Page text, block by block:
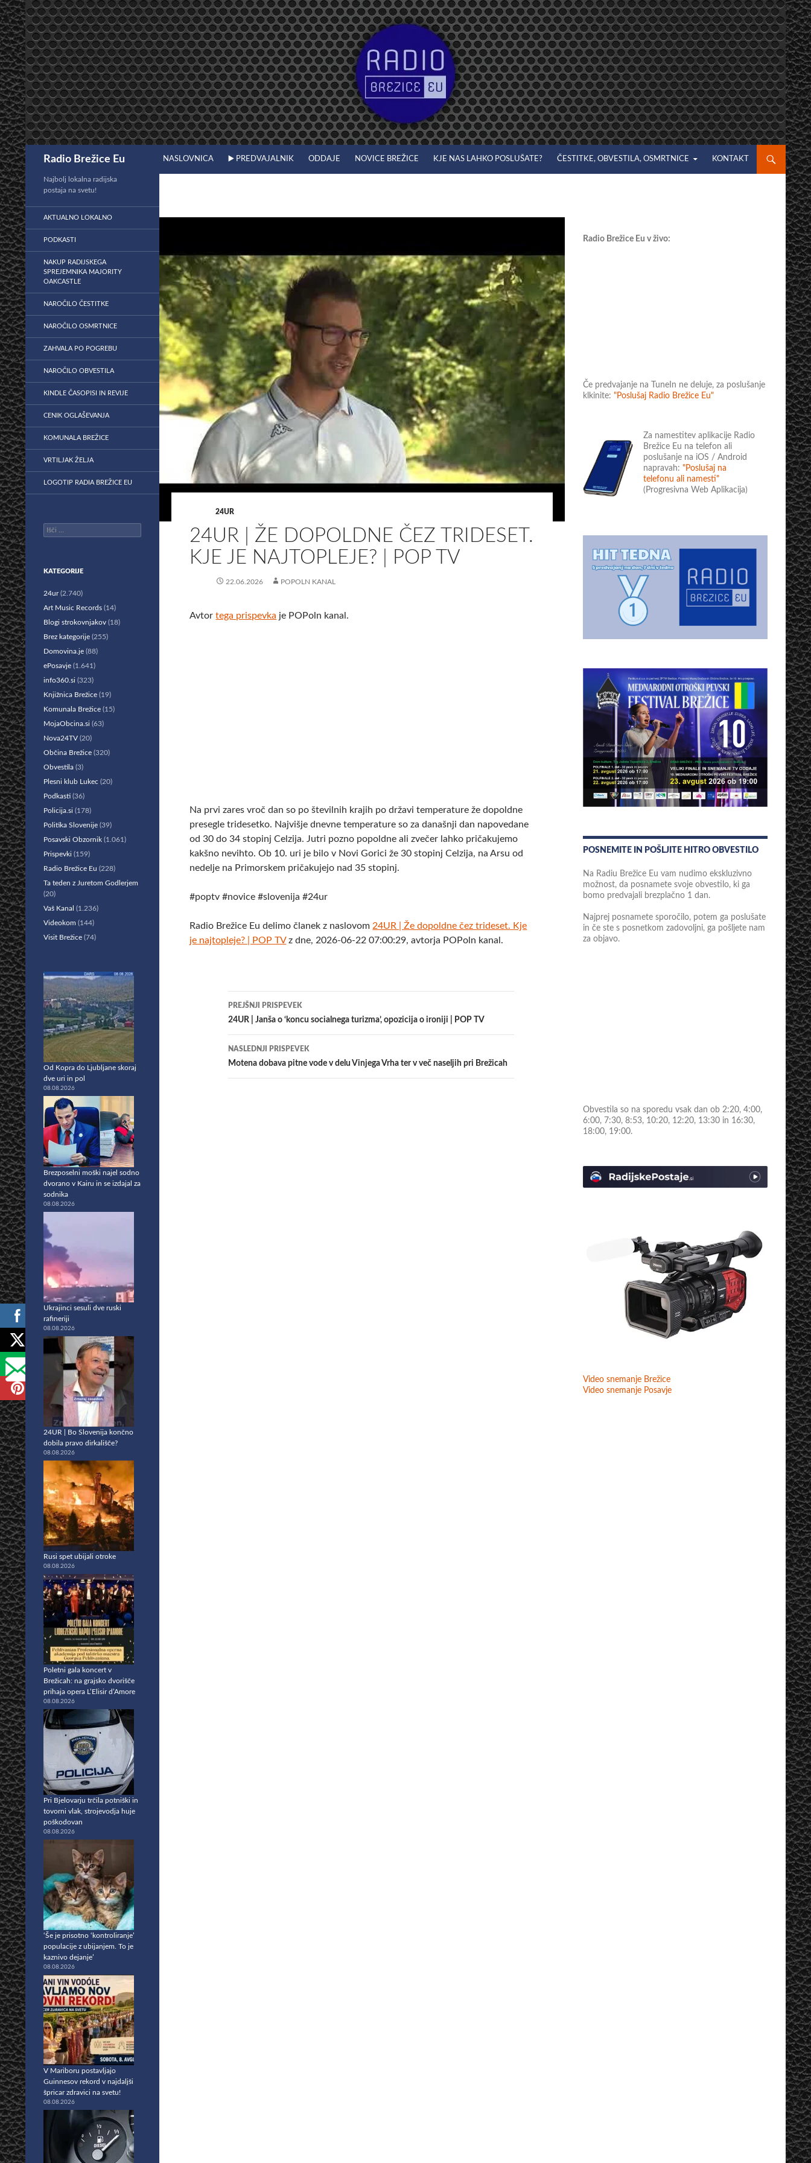
Preskoči
na
vsebino
Radio Brežice Eu NASLOVNICA ▶️ PREDVAJALNIK ODDAJE NOVICE BREŽICE KJE NAS LAHKO POSLUŠATE? ČESTITKE, OBVESTILA, OSMRTNICE KONTAKT
24UR
24UR | ŽE DOPOLDNE ČEZ TRIDESET.
KJE JE NAJTOPLEJE? | POP TV
22.06.2026 POPOLN KANAL
Avtortega prispevka je POPoln kanal.
Na prvi zares vroč dan so po številnih krajih po državi temperature že dopoldne
presegle tridesetko. Najvišje dnevne temperature so za današnji dan napovedane
od 30 do 34 stopinj Celzija. Jutri pozno popoldne ali zvečer lahko pričakujemo
kakšno nevihto. Ob 10. uri je bilo v Novi Gorici že 30 stopinj Celzija, na Arsu od
nedelje na Primorskem pričakujejo nad 35 stopinj.
#poptv #novice #slovenija #24ur
Radio Brežice Eu delimo članek z naslovom 24UR | Že dopoldne čez trideset. Kje
je najtopleje? | POP TVz dne, 2026-06-22 07:00:29, avtorja POPoln kanal.
Krmarjenje
po
prispevkih
PREJŠNJI PRISPEVEK
24UR | Janša o ‘koncu socialnega turizma’, opozicija o ironiji | POP TV
NASLEDNJI PRISPEVEK
Motena dobava pitne vode v delu Vinjega Vrha ter v več naseljih pri Brežicah
Radio Brežice Eu v živo:
Če predvajanje na TuneIn ne deluje, za poslušanje
klkinite: "Poslušaj Radio Brežice Eu"
Za namestitev aplikacije Radio
Brežice Eu na telefon ali
poslušanje na iOS / Android
napravah: "Poslušaj na
telefonu ali namesti"
(Progresivna Web Aplikacija)
POSNEMITE IN POŠLJITE HITRO OBVESTILO
Na Radiu Brežice Eu vam nudimo ekskluzivno
možnost, da posnamete svoje obvestilo, ki ga
bomo predvajali brezplačno 1 dan.
Najprej posnamete sporočilo, potem ga poslušate
in če ste s posnetkom zadovoljni, ga pošljete nam
za objavo.
Obvestila so na sporedu vsak dan ob 2:20, 4:00,
6:00, 7:30, 8:53, 10:20, 12:20, 13:30 in 16:30,
18:00, 19:00.
Video snemanje Brežice
Video snemanje Posavje
Najbolj lokalna radijska
postaja na svetu!
AKTUALNO LOKALNO
PODKASTI
NAKUP RADIJSKEGA
SPREJEMNIKA MAJORITY
OAKCASTLE
NAROČILO ČESTITKE
NAROČILO OSMRTNICE
ZAHVALA PO POGREBU
NAROČILO OBVESTILA
KINDLE ČASOPISI IN REVIJE
CENIK OGLAŠEVANJA
KOMUNALA BREŽICE
VRTILJAK ŽELJA
LOGOTIP RADIA BREŽICE EU
Išči:
KATEGORIJE
24ur(2.740)
Art Music Records (14)
Blogi strokovnjakov (18)
Brez kategorije (255)
Domovina.je (88)
ePosavje (1.641)
info360.si (323)
Knjižnica Brežice (19)
Komunala Brežice (15)
MojaObcina.si (63)
Nova24TV (20)
Občina Brežice (320)
Obvestila (3)
Plesni klub Lukec (20)
Podkasti (36)
Policija.si (178)
Politika Slovenije (39)
Posavski Obzornik (1.061)
Prispevki (159)
Radio Brežice Eu (228)
Ta teden z Juretom Godlerjem
(20)
Vaš Kanal (1.236)
Videokom (144)
Visit Brežice (74)
Od Kopra do Ljubljane skoraj
dve uri in pol
08.08.2026
Brezposelni moški najel sodno
dvorano v Kairu in se izdajal za
sodnika
08.08.2026
Ukrajinci sesuli dve ruski
rafineriji
08.08.2026
24UR | Bo Slovenija končno
dobila pravo dirkališče?
08.08.2026
Rusi spet ubijali otroke
08.08.2026
Poletni gala koncert v
Brežicah: na grajsko dvorišče
prihaja opera L’Elisir d’Amore
08.08.2026
Pri Bjelovarju trčila potniški in
tovorni vlak, strojevodja huje
poškodovan
08.08.2026
‘Še je prisotno ‘kontroliranje’
populacije z ubijanjem. To je
kaznivo dejanje’
08.08.2026
V Mariboru postavljajo
Guinnesov rekord v najdaljši
špricar zdravici na svetu!
08.08.2026